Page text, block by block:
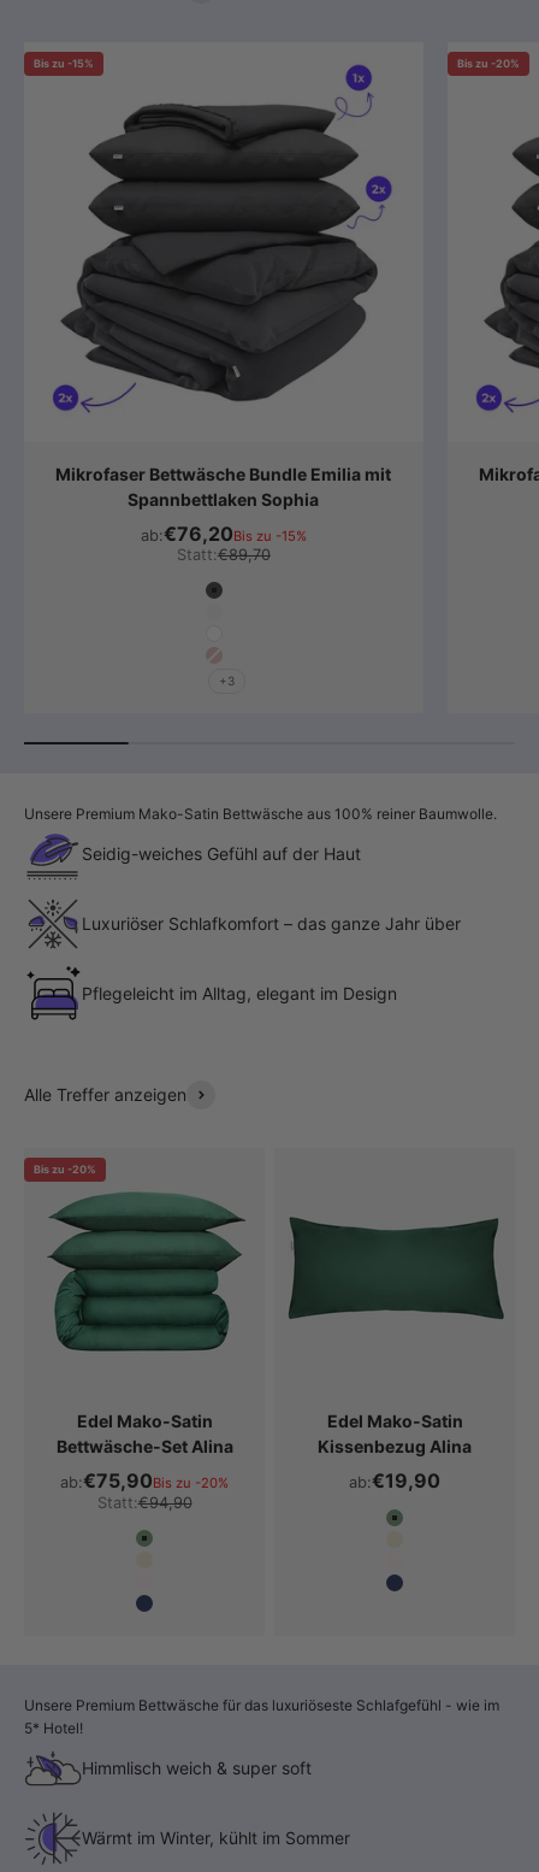
Bis zu -15%
Mikrofaser Bettwäsche Bundle Emilia mit
Spannbettlaken Sophia
ab:€76,20Bis zu -15%
Statt:€89,70
Farbe
Anthrazit
Weiß
+3
Bis zu -20%
Unsere Premium Mako-Satin Bettwäsche aus 100% reiner Baumwolle.
Seidig-weiches Gefühl auf der Haut
Luxuriöser Schlafkomfort – das ganze Jahr über
Pflegeleicht im Alltag, elegant im Design
Alle Treffer anzeigen
Bis zu -20%
Edel Mako-Satin
Bettwäsche-Set Alina
ab:€75,90Bis zu -20%
Statt:€94,90
Farbe
Waldgrün
Ecru
Marine Blau
Edel Mako-Satin
Kissenbezug Alina
ab:€19,90
Farbe
Waldgrün
Ecru
Marine Blau
Unsere Premium Bettwäsche für das luxuriöseste Schlafgefühl - wie im
5* Hotel!
Himmlisch weich & super soft
Wärmt im Winter, kühlt im Sommer